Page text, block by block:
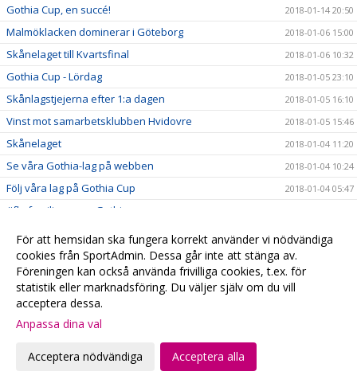
Gothia Cup, en succé! 2018-01-14 20:50
Malmöklacken dominerar i Göteborg 2018-01-06 15:00
Skånelaget till Kvartsfinal 2018-01-06 10:32
Gothia Cup - Lördag 2018-01-05 23:10
Skånlagstjejerna efter 1:a dagen 2018-01-05 16:10
Vinst mot samarbetsklubben Hvidovre 2018-01-05 15:46
Skånelaget 2018-01-04 11:20
Se våra Gothia-lag på webben 2018-01-04 10:24
Följ våra lag på Gothia Cup 2018-01-04 05:47
#fbcfamiljen goes Gothia
God Jul & Gott Nytt År 2017-12-23 20:13
Kansliet håller stängd 2017-12-22 20:28
Hyllade VM-hjältar 2017-12-22 00:15
Julklappstips 2 - Hushållsnära tjänster till medlemspriser
Damerna vidare i SkM
Julklappstips 1 – Teamson Webbutik
För att hemsidan ska fungera korrekt använder vi nödvändiga
cookies från SportAdmin. Dessa går inte att stänga av.
Föreningen kan också använda frivilliga cookies, t.ex. för
statistik eller marknadsföring. Du väljer själv om du vill
acceptera dessa.
Anpassa dina val
Acceptera nödvändiga Acceptera alla